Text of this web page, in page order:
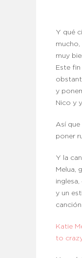
Y qué
mucho,
muy
Este fin
y
Nico y
Así que
poner
Y la
Melua,
y un
canción
Katie
to